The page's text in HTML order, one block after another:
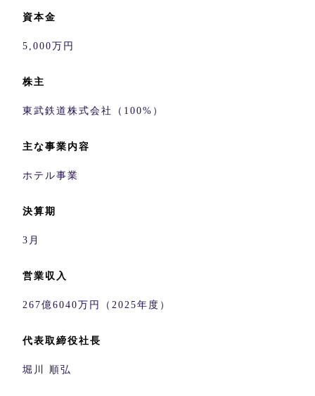
資本金
5,000万円
株主
東武鉄道株式会社（100%）
主な事業内容
ホテル事業
決算期
3月
営業収入
267億6040万円（2025年度）
代表取締役社長
堀川 順弘